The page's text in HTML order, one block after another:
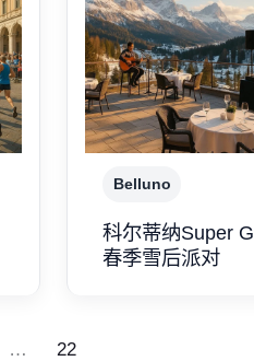
Belluno
科尔蒂纳Super G
春季雪后派对
… 22